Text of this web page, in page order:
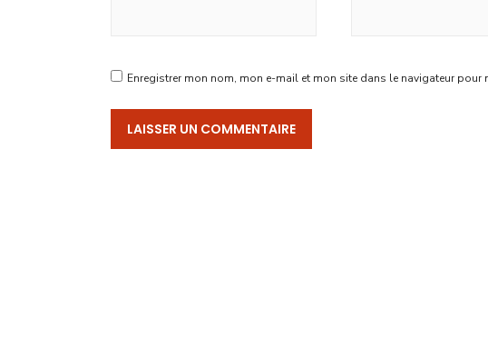
Enregistrer mon nom, mon e-mail et mon site dans le navigateur pour